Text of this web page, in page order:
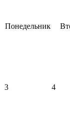
Понедельник
3 4